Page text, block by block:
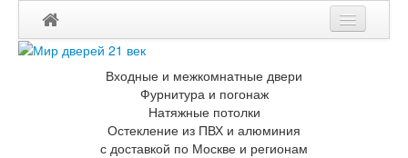
Мои заказы
Входные и межкомнатные двери
Фурнитура и погонаж
Натяжные потолки
Остекление из ПВХ и алюминия
с доставкой по Москве и регионам